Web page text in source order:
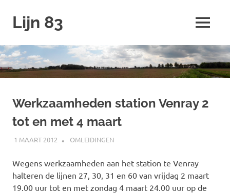
naar
inhoud
Lijn 83 MENU
Werkzaamheden station Venray 2
tot en met 4 maart
1 MAART 2012 JOHAN
OMLEIDINGEN
Wegens werkzaamheden aan het station te Venray
halteren de lijnen 27, 30, 31 en 60 van vrijdag 2 maart
19.00 uur tot en met zondag 4 maart 24.00 uur op de